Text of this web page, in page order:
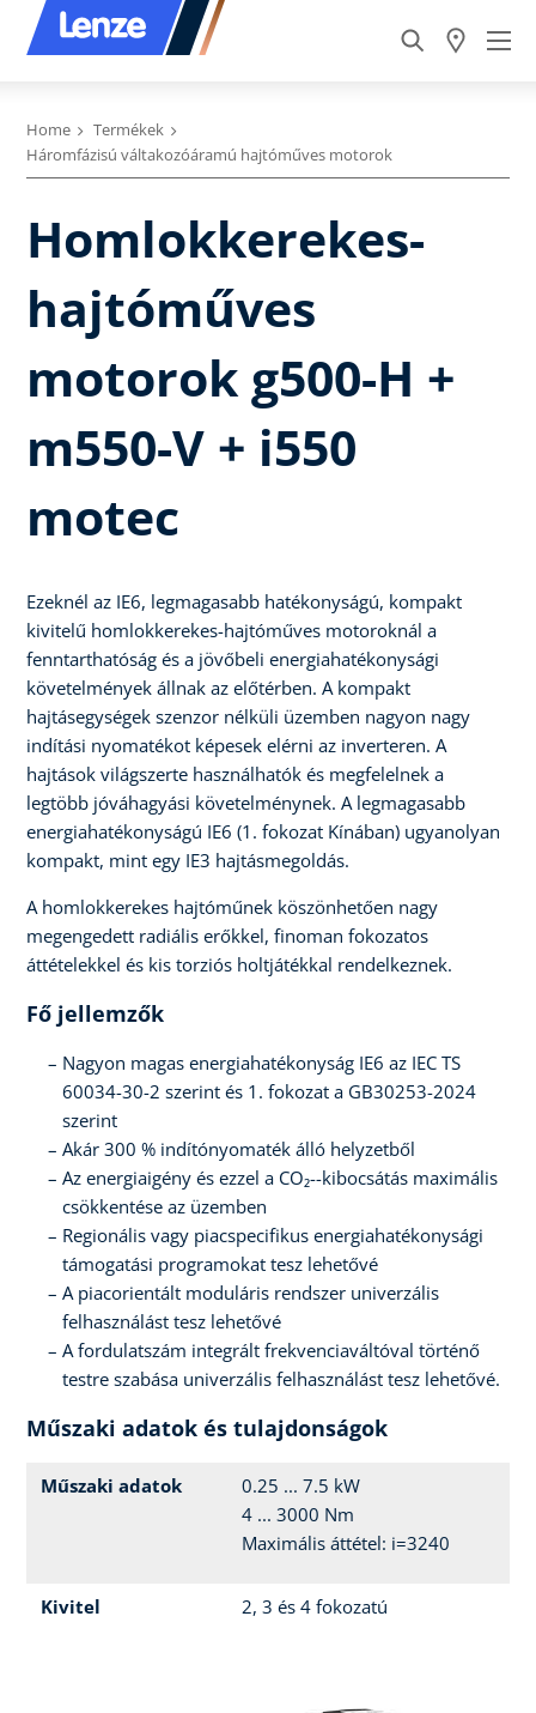
Home
Termékek
Háromfázisú váltakozóáramú hajtóműves motorok
Homlokkerekes-
hajtóműves
motorok g500-H +
m550-V + i550
motec
Ezeknél az IE6, legmagasabb hatékonyságú, kompakt
kivitelű homlokkerekes-hajtóműves motoroknál a
fenntarthatóság és a jövőbeli energiahatékonysági
követelmények állnak az előtérben. A kompakt
hajtásegységek szenzor nélküli üzemben nagyon nagy
indítási nyomatékot képesek elérni az inverteren. A
hajtások világszerte használhatók és megfelelnek a
legtöbb jóváhagyási követelménynek. A legmagasabb
energiahatékonyságú IE6 (1. fokozat Kínában) ugyanolyan
kompakt, mint egy IE3 hajtásmegoldás.
A homlokkerekes hajtóműnek köszönhetően nagy
megengedett radiális erőkkel, finoman fokozatos
áttételekkel és kis torziós holtjátékkal rendelkeznek.
Fő jellemzők
Nagyon magas energiahatékonyság IE6 az IEC TS
60034-30-2 szerint és 1. fokozat a GB30253-2024
szerint
Akár 300 % indítónyomaték álló helyzetből
Az energiaigény és ezzel a CO₂--kibocsátás maximális
csökkentése az üzemben
Regionális vagy piacspecifikus energiahatékonysági
támogatási programokat tesz lehetővé
A piacorientált moduláris rendszer univerzális
felhasználást tesz lehetővé
A fordulatszám integrált frekvenciaváltóval történő
testre szabása univerzális felhasználást tesz lehetővé.
Műszaki adatok és tulajdonságok
Műszaki adatok
0.25 ... 7.5 kW
4 ... 3000 Nm
Maximális áttétel: i=3240
Kivitel 2, 3 és 4 fokozatú